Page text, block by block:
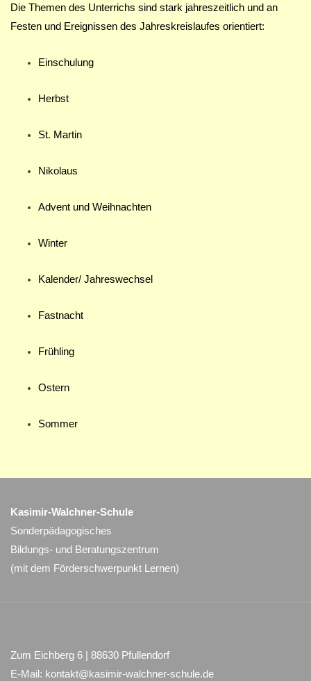
Die Themen des Unterrichs sind stark jahreszeitlich und an
Festen und Ereignissen des Jahreskreislaufes orientiert:
Einschulung
Herbst
St. Martin
Nikolaus
Advent und Weihnachten
Winter
Kalender/ Jahreswechsel
Fastnacht
Frühling
Ostern
Sommer
Kasimir-Walchner-Schule
Sonderpädagogisches
Bildungs- und Beratungszentrum
(mit dem Förderschwerpunkt Lernen)
Zum Eichberg 6 | 88630 Pfullendorf
E-Mail: kontakt@kasimir-walchner-schule.de